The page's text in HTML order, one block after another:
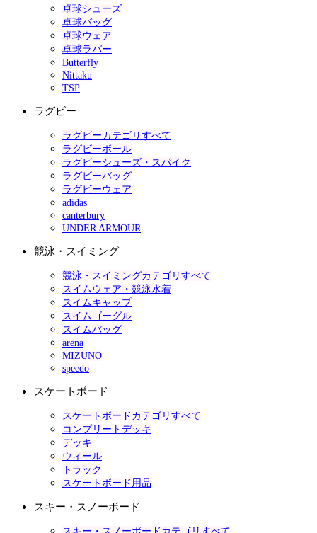
卓球シューズ
卓球バッグ
卓球ウェア
卓球ラバー
Butterfly
Nittaku
TSP
ラグビー
ラグビーカテゴリすべて
ラグビーボール
ラグビーシューズ・スパイク
ラグビーバッグ
ラグビーウェア
adidas
canterbury
UNDER ARMOUR
競泳・スイミング
競泳・スイミングカテゴリすべて
スイムウェア・競泳水着
スイムキャップ
スイムゴーグル
スイムバッグ
arena
MIZUNO
speedo
スケートボード
スケートボードカテゴリすべて
コンプリートデッキ
デッキ
ウィール
トラック
スケートボード用品
スキー・スノーボード